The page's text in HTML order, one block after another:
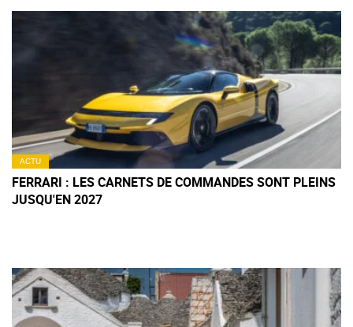
ACTU
FERRARI : LES CARNETS DE COMMANDES SONT PLEINS
JUSQU'EN 2027